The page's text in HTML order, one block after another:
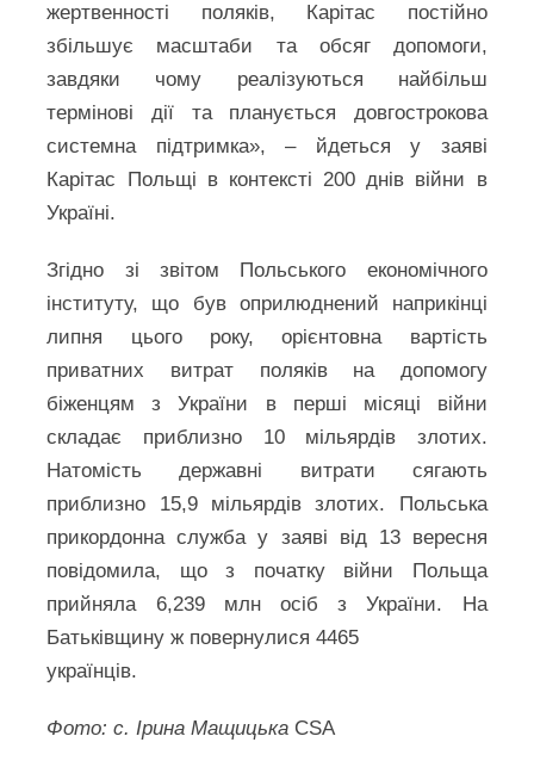
жертвенності поляків, Карітас постійно
збільшує масштаби та обсяг допомоги,
завдяки чому реалізуються найбільш
термінові дії та планується довгострокова
системна підтримка», – йдеться у заяві
Карітас Польщі в контексті 200 днів війни в
Україні.
Згідно зі звітом Польського економічного
інституту, що був оприлюднений наприкінці
липня цього року, орієнтовна вартість
приватних витрат поляків на допомогу
біженцям з України в перші місяці війни
складає приблизно 10 мільярдів злотих.
Натомість державні витрати сягають
приблизно 15,9 мільярдів злотих. Польська
прикордонна служба у заяві від 13 вересня
повідомила, що з початку війни Польща
прийняла 6,239 млн осіб з України. На
Батьківщину ж повернулися 4465
українців.
Фото: с. Ірина Мащицька CSA